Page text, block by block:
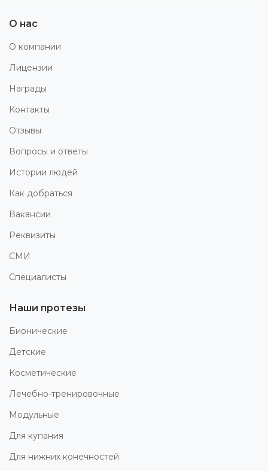
О нас
О компании
Лицензии
Награды
Контакты
Отзывы
Вопросы и ответы
Истории людей
Как добраться
Вакансии
Реквизиты
СМИ
Специалисты
Наши протезы
Бионические
Детские
Косметические
Лечебно-тренировочные
Модульные
Для купания
Для нижних конечностей